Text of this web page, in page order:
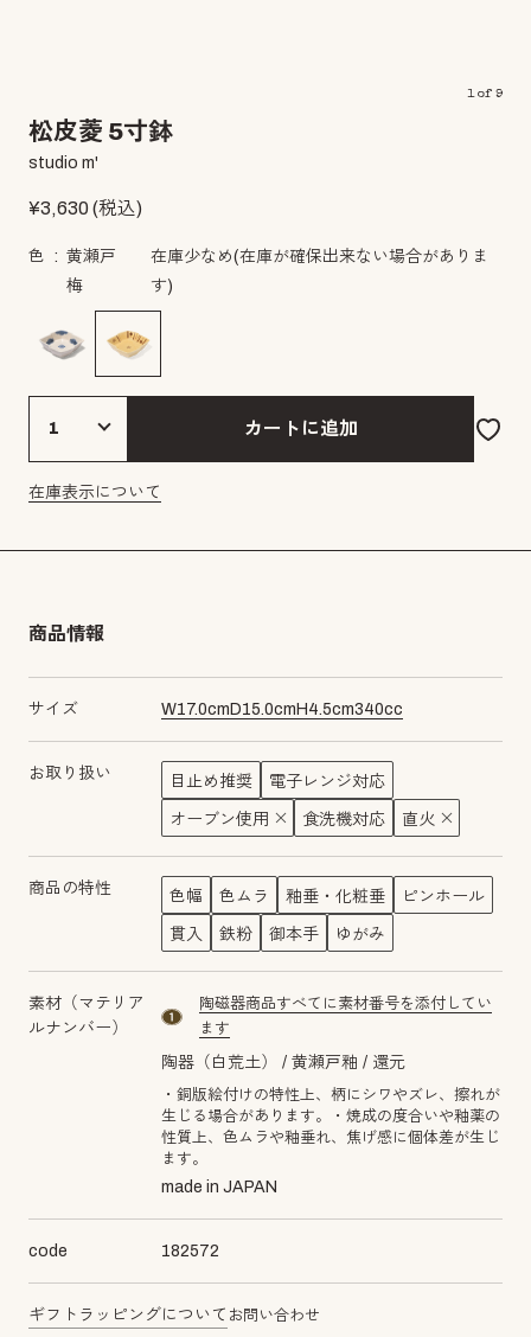
1of 9
松皮菱 5寸鉢
studio m'
¥3,630(税込)
色
黄瀬戸
梅
在庫少なめ(在庫が確保出来ない場合がありま
す)
カートに追加
在庫表示について
商品情報
サイズ W17.0cm D15.0cm H 4.5cm340cc
お取り扱い 目止め推奨 電子レンジ対応
オーブン使用 食洗機対応 直火
商品の特性 色幅 色ムラ 釉垂・化粧垂 ピンホール
貫入 鉄粉 御本手 ゆがみ
素材（マテリア
ルナンバー）
material number1
陶磁器商品すべてに素材番号を添付してい
ます
陶器（白荒土） 黄瀬戸釉 還元
・銅版絵付けの特性上、柄にシワやズレ、擦れが
生じる場合があります。・焼成の度合いや釉薬の
性質上、色ムラや釉垂れ、焦げ感に個体差が生じ
ます。
made in JAPAN
code 182572
ギフトラッピングについて お問い合わせ